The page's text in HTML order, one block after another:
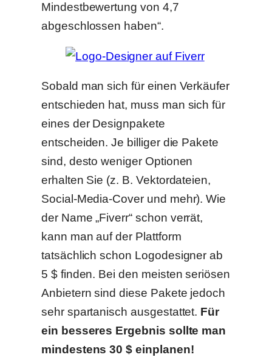
Mindestbewertung von 4,7
abgeschlossen haben“.
Sobald man sich für einen Verkäufer
entschieden hat, muss man sich für
eines der Designpakete
entscheiden. Je billiger die Pakete
sind, desto weniger Optionen
erhalten Sie (z. B. Vektordateien,
Social-Media-Cover und mehr). Wie
der Name „Fiverr“ schon verrät,
kann man auf der Plattform
tatsächlich schon Logodesigner ab
5 $ finden. Bei den meisten seriösen
Anbietern sind diese Pakete jedoch
sehr spartanisch ausgestattet. Für
ein besseres Ergebnis sollte man
mindestens 30 $ einplanen!